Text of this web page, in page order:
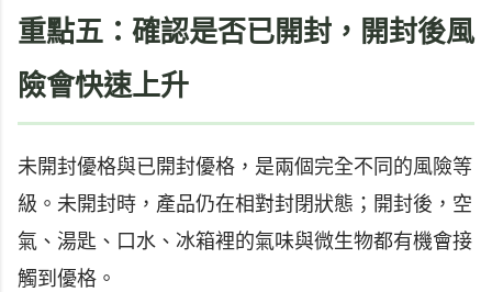
重點五：確認是否已開封，開封後風
險會快速上升
未開封優格與已開封優格，是兩個完全不同的風險等
級。未開封時，產品仍在相對封閉狀態；開封後，空
氣、湯匙、口水、冰箱裡的氣味與微生物都有機會接
觸到優格。